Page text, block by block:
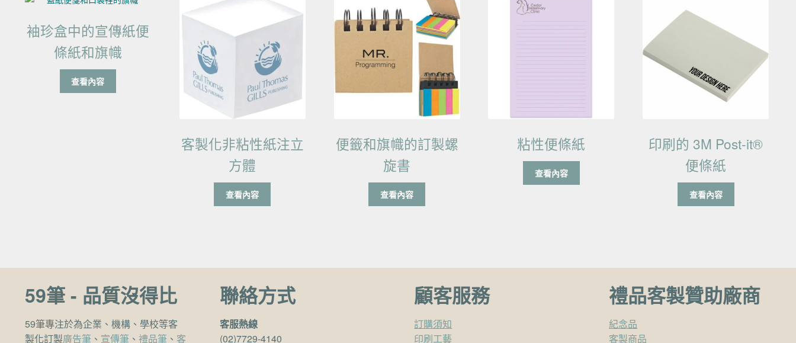
袖珍盒中的宣傳紙便
條紙和旗幟
查看內容
客製化非粘性紙注立
方體
查看內容
便籤和旗幟的訂製螺
旋書
查看內容
粘性便條紙
查看內容
印刷的 3M Post-it®
便條紙
查看內容
59筆 - 品質沒得比
59筆專注於為企業、機構、學校等客
製化訂製廣告筆、 宣傳筆、 禮品筆、 客
聯絡方式
客服熱線
(02)7729-4140
顧客服務
訂購須知
印刷工藝
禮品客製贊助廠商
紀念品
客製商品